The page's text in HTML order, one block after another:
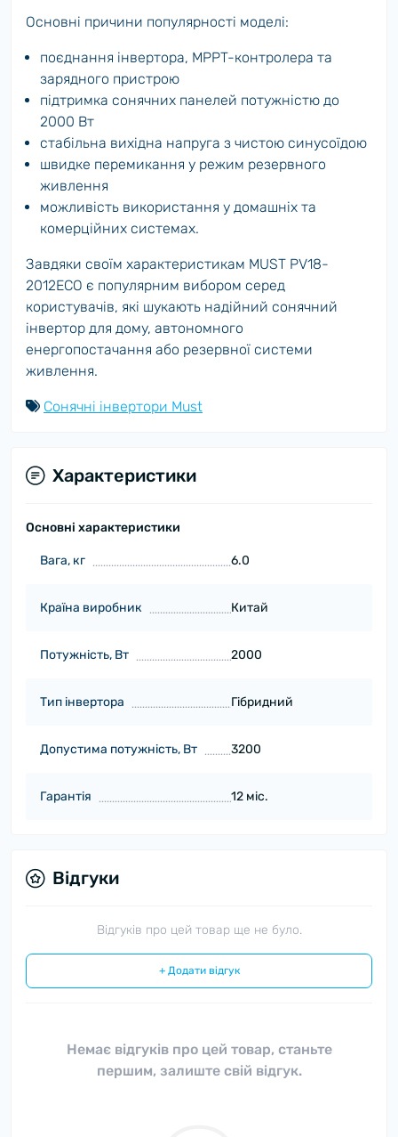
Основні причини популярності моделі:
поєднання інвертора, MPPT-контролера та
зарядного пристрою
підтримка сонячних панелей потужністю до
2000 Вт
стабільна вихідна напруга з чистою синусоїдою
швидке перемикання у режим резервного
живлення
можливість використання у домашніх та
комерційних системах.
Завдяки своїм характеристикам MUST PV18-
2012ECO є популярним вибором серед
користувачів, які шукають надійний сонячний
інвертор для дому, автономного
енергопостачання або резервної системи
живлення.
Сонячні інвертори Must
Характеристики
Основні характеристики
Вага, кг 6.0
Країна виробник Китай
Потужність, Вт 2000
Тип інвертора Гібридний
Допустима потужність, Вт 3200
Гарантія 12 міс.
Відгуки
Відгуків про цей товар ще не було.
+ Додати відгук
Немає відгуків про цей товар, станьте
першим, залиште свій відгук.